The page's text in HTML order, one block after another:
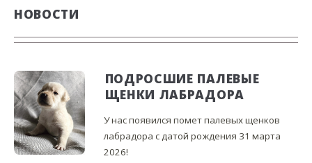
НОВОСТИ
ПОДРОСШИЕ ПАЛЕВЫЕ
ЩЕНКИ ЛАБРАДОРА
У нас появился помет палевых щенков
лабрадора с датой рождения 31 марта
2026!